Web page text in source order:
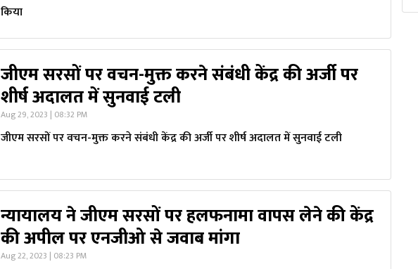
किया
जीएम सरसों पर वचन-मुक्त करने संबंधी केंद्र की अर्जी पर
शीर्ष अदालत में सुनवाई टली
Aug 29, 2023 | 08:32 PM
जीएम सरसों पर वचन-मुक्त करने संबंधी केंद्र की अर्जी पर शीर्ष अदालत में सुनवाई टली
न्यायालय ने जीएम सरसों पर हलफनामा वापस लेने की केंद्र
की अपील पर एनजीओ से जवाब मांगा
Aug 22, 2023 | 08:23 PM